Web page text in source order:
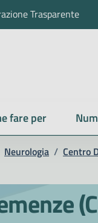
Trasparente
fare per
Neurologia / Centro